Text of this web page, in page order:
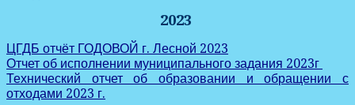
2023
ЦГДБ отчёт ГОДОВОЙ г. Лесной 2023
Отчет об исполнении муниципального задания 2023г
Технический отчет об образовании и обращении с
отходами 2023 г.